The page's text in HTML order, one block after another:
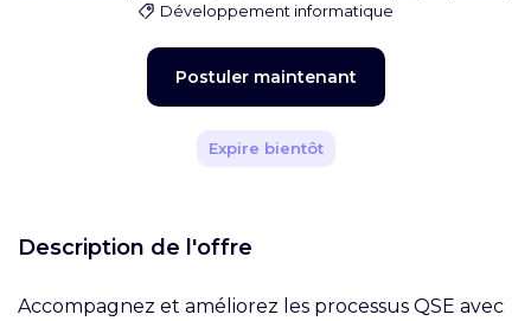
Développement informatique
Postuler maintenant
Expire bientôt
Description de l'offre
Accompagnez et améliorez les processus QSE avec